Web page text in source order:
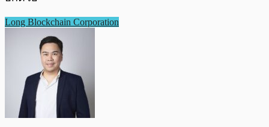
Long Blockchain Corporation